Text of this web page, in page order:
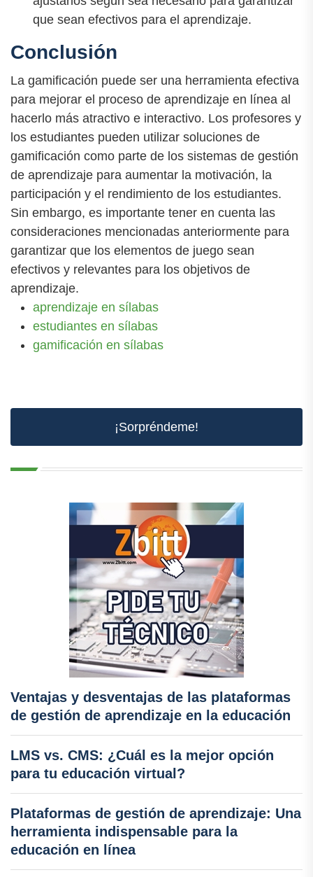
que sean efectivos para el aprendizaje.
Conclusión
La gamificación puede ser una herramienta efectiva
para mejorar el proceso de aprendizaje en línea al
hacerlo más atractivo e interactivo. Los profesores y
los estudiantes pueden utilizar soluciones de
gamificación como parte de los sistemas de gestión
de aprendizaje para aumentar la motivación, la
participación y el rendimiento de los estudiantes.
Sin embargo, es importante tener en cuenta las
consideraciones mencionadas anteriormente para
garantizar que los elementos de juego sean
efectivos y relevantes para los objetivos de
aprendizaje.
aprendizaje en sílabas
estudiantes en sílabas
gamificación en sílabas
¡Sorpréndeme!
Ventajas y desventajas de las plataformas
de gestión de aprendizaje en la educación
LMS vs. CMS: ¿Cuál es la mejor opción
para tu educación virtual?
Plataformas de gestión de aprendizaje: Una
herramienta indispensable para la
educación en línea